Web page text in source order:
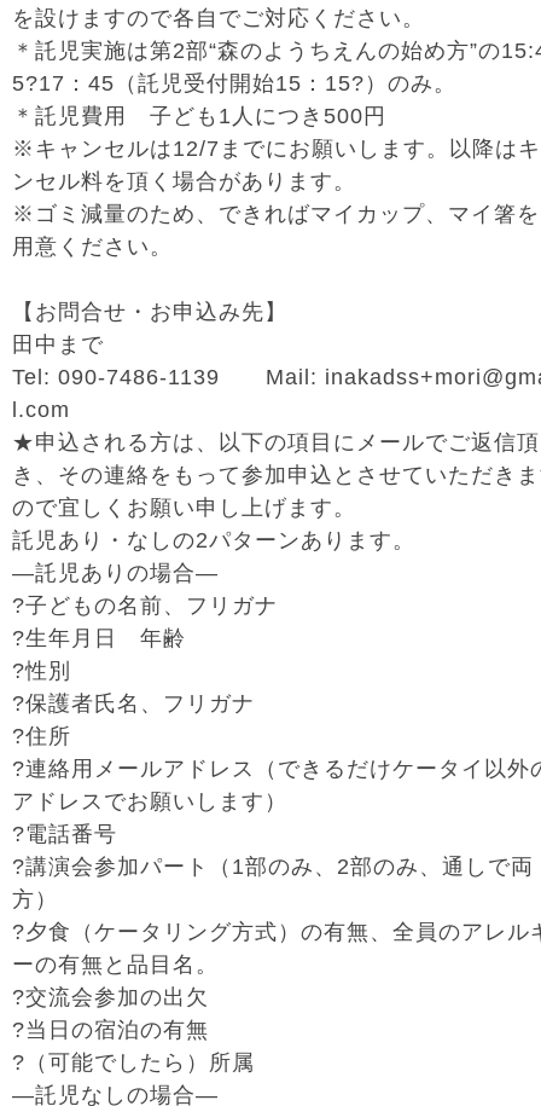
を設けますので各自でご対応ください。
＊託児実施は第2部“森のようちえんの始め方”の
5?17：45（託児受付開始15：15?）のみ。
＊託児費用 子ども1人につき500円
※キャンセルは12/7までにお願いします。以降は
ンセル料を頂く場合があります。
※ゴミ減量のため、できればマイカップ、マイ箸
用意ください。
【お問合せ・お申込み先】
田中まで
Tel: 090-7486-1139 Mail:
l.com
★申込される方は、以下の項目にメールでご返信頂
き、その連絡をもって参加申込とさせていただき
ので宜しくお願い申し上げます。
託児あり・なしの2パターンあります。
―託児ありの場合―
?子どもの名前、フリガナ
?生年月日 年齢
?性別
?保護者氏名、フリガナ
?住所
?連絡用メールアドレス（できるだけケータイ以外
アドレスでお願いします）
?電話番号
?講演会参加パート（1部のみ、2部のみ、通しで両
方）
?夕食（ケータリング方式）の有無、全員のアレル
ーの有無と品目名。
?交流会参加の出欠
?当日の宿泊の有無
?（可能でしたら）所属
―託児なしの場合―